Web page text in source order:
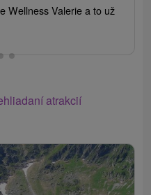
Wellness Valerie a to už
atrakcií